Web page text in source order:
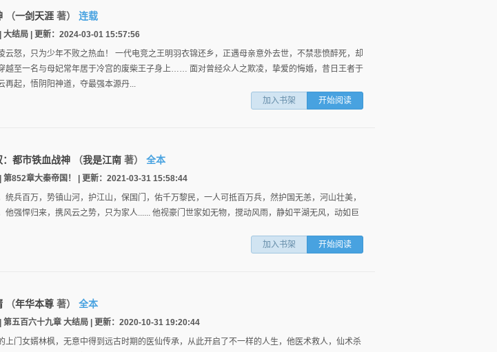
（一剑天涯 著） 连载
大结局 | 更新：2024-03-01 15:57:56
云怒，只为少年不败之热血！ 一代电竞之王明羽衣锦还乡，正遇母亲意外去世，不禁悲愤醉死，却
越至一名与母妃常年居于冷宫的废柴王子身上…… 面对曾经众人之欺凌，挚爱的悔婚，昔日王者于
再起，悟阴阳神道，夺最强本源丹...
加入书架
开始阅读
：都市铁血战神 （我是江南 著） 全本
第852章大秦帝国！ | 更新：2021-03-31 15:58:44
统兵百万，势镇山河，护江山，保国门，佑千万黎民，一人可抵百万兵，然护国无恙，河山壮美，
他强悍归来，携风云之势，只为家人...... 他视豪门世家如无物，搅动风雨，静如平湖无风，动如巨
加入书架
开始阅读
（年华本尊 著） 全本
第五百六十九章 大结局 | 更新：2020-10-31 19:20:44
上门女婿林枫，无意中得到远古时期的医仙传承，从此开启了不一样的人生，他医术救人，仙术杀